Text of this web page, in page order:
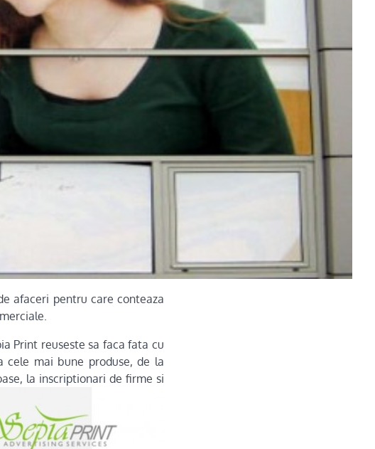
afaceri pentru care conteaza
Print reuseste sa faca fata cu
cele mai bune produse, de la
la inscriptionari de firme si